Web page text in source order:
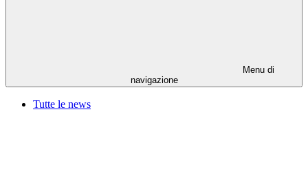
Menu di
navigazione
Tutte le news